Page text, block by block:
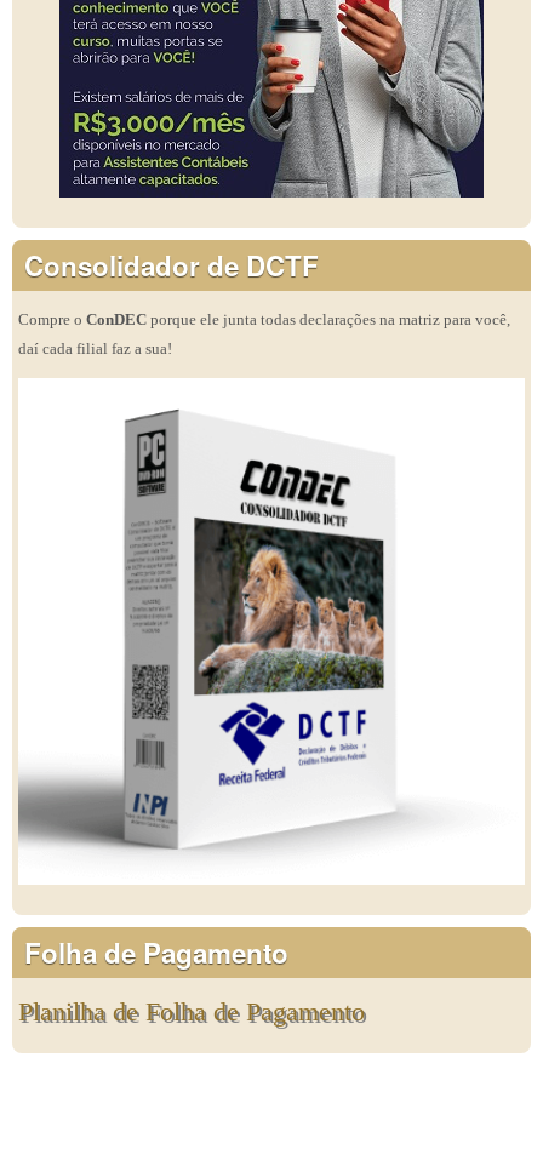
Consolidador de DCTF
Compre o ConDEC porque ele junta todas declarações na matriz para você,
daí cada filial faz a sua!
Folha de Pagamento
Planilha de Folha de Pagamento